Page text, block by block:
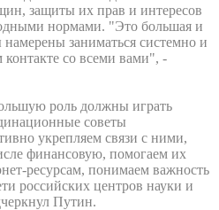
защиты их прав и интересов
нормами. "Это большая и
заниматься системно и
контакте со всеми вами", -
роль должны играть
советы
укрепляем связи с ними,
финансовую, помогаем их
ресурсам, понимаем важность
российских центров науки и
Путин.